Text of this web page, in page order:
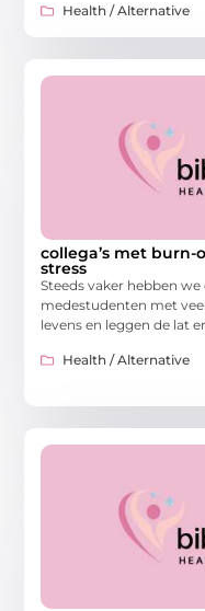
Health / Alternative
collega’s met
stress
Steeds vaker hebben
medestudenten met
levens en leggen de lat
Health / Alternative